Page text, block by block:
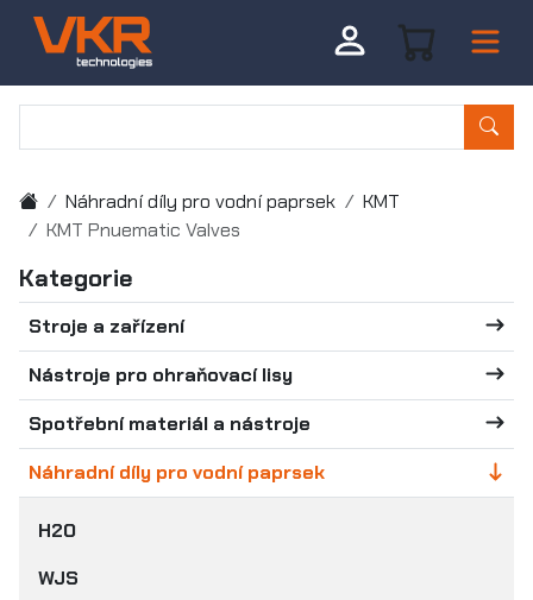
Náhradní díly pro vodní paprsek
KMT
KMT Pnuematic Valves
Kategorie
Stroje a zařízení
Nástroje pro ohraňovací lisy
Spotřební materiál a nástroje
Náhradní díly pro vodní paprsek
H2O
WJS